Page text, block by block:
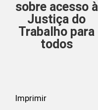
sobre acesso à
Justiça do
Trabalho para
todos
Imprimir